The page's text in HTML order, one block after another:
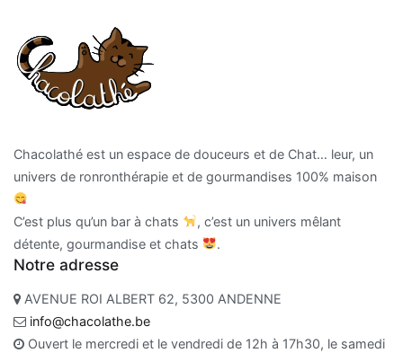
Chacolathé est un espace de douceurs et de Chat… leur, un
univers de ronronthérapie et de gourmandises 100% maison
C’est plus qu’un bar à chats
, c’est un univers mêlant
détente, gourmandise et chats
.
Notre adresse
AVENUE ROI ALBERT 62, 5300 ANDENNE
info@chacolathe.be
Ouvert le mercredi et le vendredi de 12h à 17h30, le samedi